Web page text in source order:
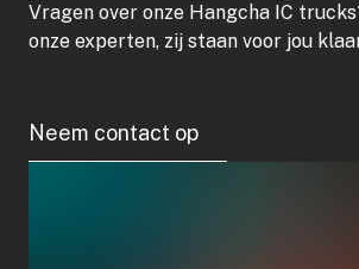
Vragen over onze Hangcha IC
onze experten, zij staan voor jou
Neem contact op